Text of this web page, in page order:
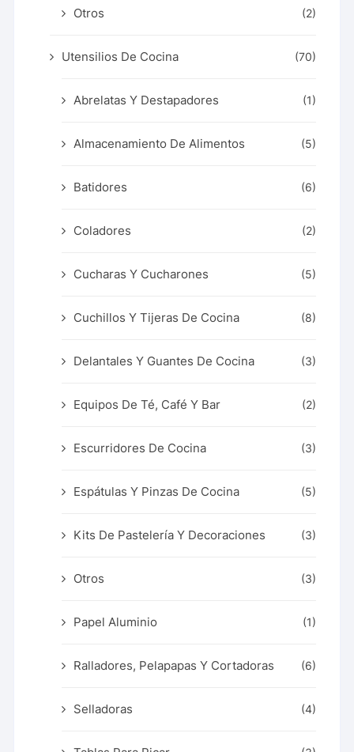
Otros (2)
Utensilios De Cocina (70)
Abrelatas Y Destapadores (1)
Almacenamiento De Alimentos (5)
Batidores (6)
Coladores (2)
Cucharas Y Cucharones (5)
Cuchillos Y Tijeras De Cocina (8)
Delantales Y Guantes De Cocina (3)
Equipos De Té, Café Y Bar (2)
Escurridores De Cocina (3)
Espátulas Y Pinzas De Cocina (5)
Kits De Pastelería Y Decoraciones (3)
Otros (3)
Papel Aluminio (1)
Ralladores, Pelapapas Y Cortadoras (6)
Selladoras (4)